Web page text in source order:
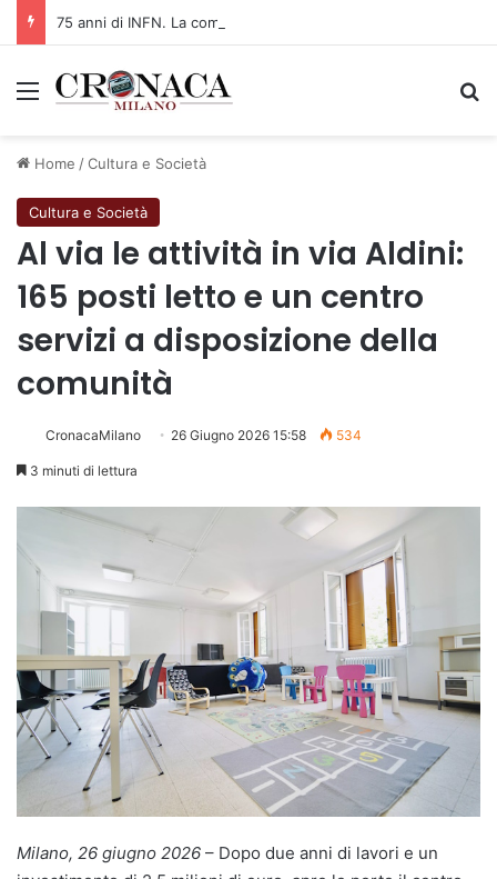
Menu
Home /Cultura e Società
Cultura e Società
Al via le attività in via Aldini:
165 posti letto e un centro
servizi a disposizione della
comunità
CronacaMilano 26 Giugno 2026 15:58 534
3 minuti di lettura
Milano, 26 giugno 2026 – Dopo due anni di lavori e un